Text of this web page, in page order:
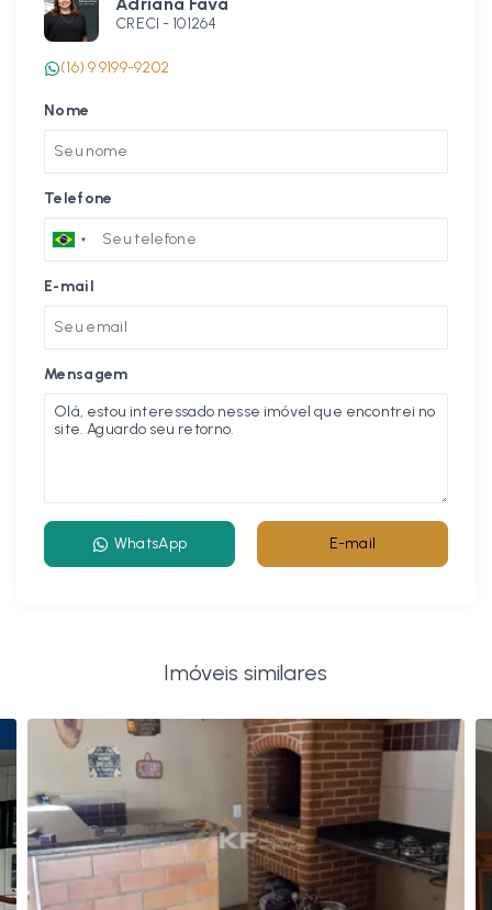
CRECI - 101264
(16) 9 9199-9202
Nome
Telefone
E-mail
Mensagem
WhatsApp E-mail
Imóveis similares